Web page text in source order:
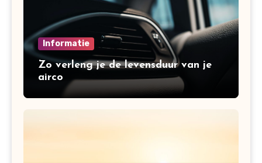
Informatie
Zo verleng je de levensduur van je
airco